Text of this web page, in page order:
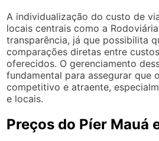
A individualização do custo de
locais centrais como a
transparência, já que possibilita
comparações diretas entre
oferecidos. O gerenciamento
fundamental para assegurar que
competitivo e atraente,
e locais.
Preços do Píer Mauá